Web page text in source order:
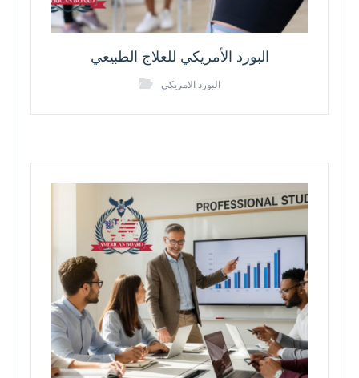
البورد الأمريكي للعلاج الطبيعي
البورد الامريكي